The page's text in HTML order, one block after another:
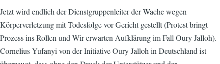
Jetzt wird endlich der Dienstgruppenleiter der Wache wegen
Körperverletzung mit Todesfolge vor Gericht gestellt (Protest bringt
Prozess ins Rollen und Wir erwarten Aufklärung im Fall Oury Jalloh).
Cornelius Yufanyi von der Initiative Oury Jalloh in Deutschland ist